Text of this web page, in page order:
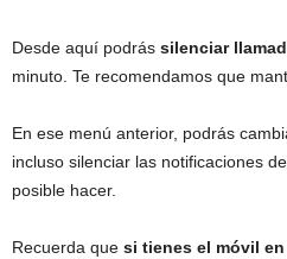
Desde aquí podrás silenciar
minuto. Te recomendamos que
En ese menú anterior, podrás
incluso silenciar las notificaciones
posible hacer.
Recuerda que si tienes el móvil